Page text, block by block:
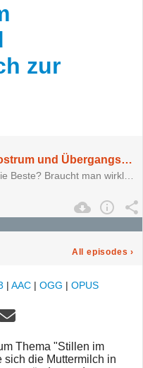
zur
57_Stillen: Vom Kolostrum und Übergangsmilch zur Frauenmilch
All episodes ›
| AAC | OGG | OPUS
Thema "Stillen im
sich die Muttermilch in